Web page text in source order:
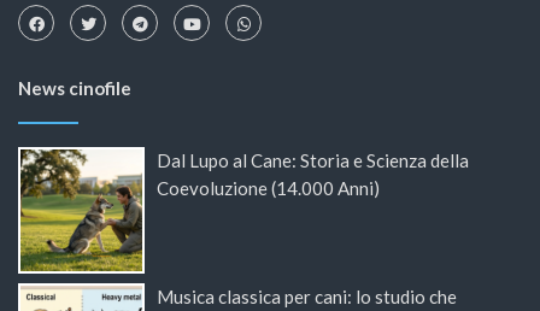
News cinofile
Dal Lupo al Cane: Storia e Scienza della
Coevoluzione (14.000 Anni)
Musica classica per cani: lo studio che